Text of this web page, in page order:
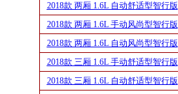
2018款 两厢 1.6L 自动舒适型智行版
2018款 两厢 1.6L 手动风尚型智行版
2018款 两厢 1.6L 自动风尚型智行版
2018款 三厢 1.6L 手动舒适型智行版
2018款 三厢 1.6L 自动舒适型智行版